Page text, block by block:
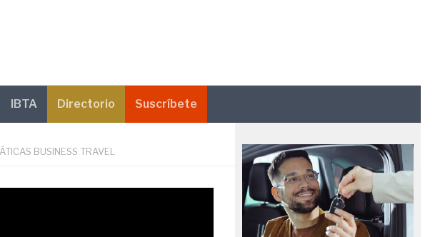
IBTA Directorio Suscríbete
BUSINESS TRAVEL